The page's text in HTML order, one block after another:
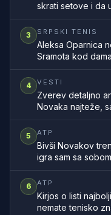
skrati setove i da
3 SRPSKI TENIS
Aleksa Oparnica
Sramota kod
4 VESTI
Zverev detaljno
Novaka najteže,
5 ATP
Bivši Novakov
igra sam sa
6 ATP
Kirjos o listi
nemate tenisko